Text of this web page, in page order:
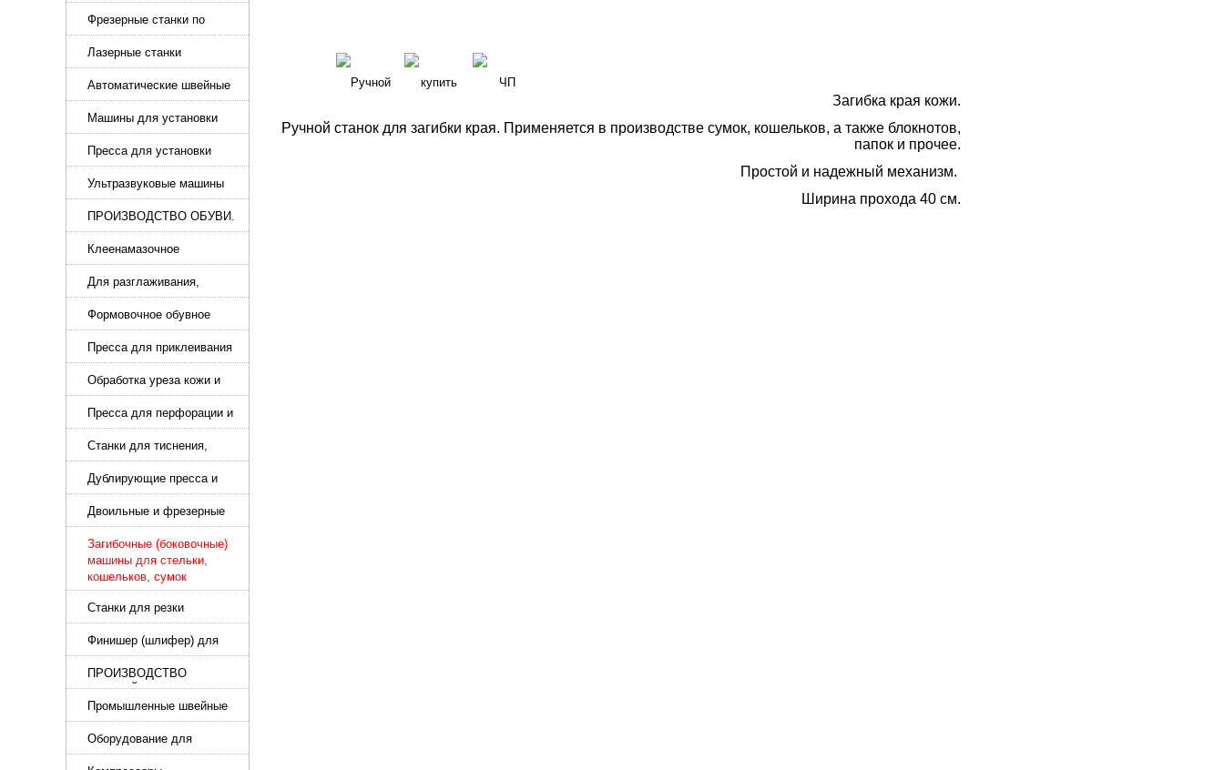
Фрезерные станки по
металлу
Лазерные станки
Автоматические швейные
машины с программным
управлением
Машины для установки
жемчуга, бусин, заклепок и
фурнитура
Пресса для установки
фурнитуры: блочка,
люверсы, петля
Ультразвуковые машины
для сварки
ПРОИЗВОДСТВО ОБУВИ.
Машины для изготовления
обуви
Клеенамазочное
оборудование и активаторы
клея
Для разглаживания,
разбивания и герметизации
шва
Формовочное обувное
оборудование
Пресса для приклеивания
подошвы и прибивки
каблука
Обработка уреза кожи и
покрасочные камеры
Пресса для перфорации и
тиснения
Станки для тиснения,
нанесения логотипа и
нумераторы
Дублирующие пресса и
утюги для разглаживания
кожи
Двоильные и фрезерные
машины для слоения и
фрезерования кожи
Загибочные (боковочные)
машины для стельки,
кошельков, сумок
Станки для резки
кожи.Станки для резки
стропы
Финишер (шлифер) для
обуви
ПРОИЗВОДСТВО
РЕМНЕЙ, СУМОК,
КОЖГАЛАНТЕРЕИ
Промышленные швейные
машины для кожи, обуви
Оборудование для
производства и резки
Загибка края кожи.
Ручной станок для загибки края. Применяется в производстве сумок, кошельков, а также блокнотов,
папок и прочее.
Простой и надежный механизм.
Ширина прохода 40 см.